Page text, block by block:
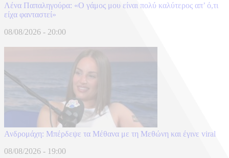
Λένα Παπαληγούρα: «Ο γάμος μου είναι πολύ καλύτερος απ’ ό,τι
είχα φανταστεί»
08/08/2026 - 20:00
Ανδρομάχη: Μπέρδεψε τα Μέθανα με τη Μεθώνη και έγινε viral
08/08/2026 - 19:00